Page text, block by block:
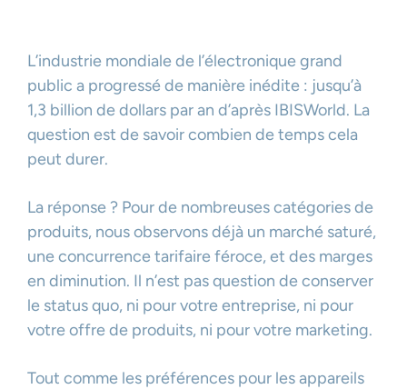
L’industrie mondiale de l’électronique grand
public a progressé de manière inédite : jusqu’à
1,3 billion de dollars par an d’après IBISWorld. La
question est de savoir combien de temps cela
peut durer.
La réponse ? Pour de nombreuses catégories de
produits, nous observons déjà un marché saturé,
une concurrence tarifaire féroce, et des marges
en diminution. Il n’est pas question de conserver
le status quo, ni pour votre entreprise, ni pour
votre offre de produits, ni pour votre marketing.
Tout comme les préférences pour les appareils